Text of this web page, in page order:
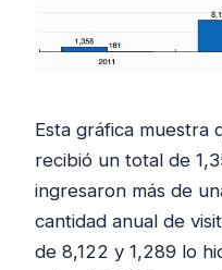
Esta gráfica muestra
recibió un total de
ingresaron más de
cantidad anual de
de 8,122 y 1,289 lo